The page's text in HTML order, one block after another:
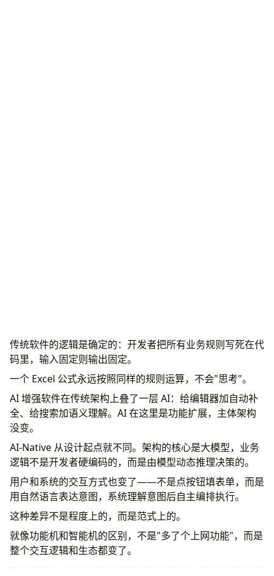
传统软件的逻辑是确定的：开发者把所有业务规则写死在代
码里，输入固定则输出固定。
一个 Excel 公式永远按照同样的规则运算，不会"思考"。
AI 增强软件在传统架构上叠了一层 AI：给编辑器加自动补
全、给搜索加语义理解。AI 在这里是功能扩展，主体架构
没变。
AI-Native 从设计起点就不同。架构的核心是大模型，业务
逻辑不是开发者硬编码的，而是由模型动态推理决策的。
用户和系统的交互方式也变了——不是点按钮填表单，而是
用自然语言表达意图，系统理解意图后自主编排执行。
这种差异不是程度上的，而是范式上的。
就像功能机和智能机的区别，不是"多了个上网功能"，而是
整个交互逻辑和生态都变了。